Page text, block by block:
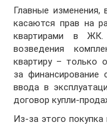
Главные
касаются прав на
квартирами в
возведения
квартиру – только
за финансирование
ввода в
договор купли-
Из-за этого покупка